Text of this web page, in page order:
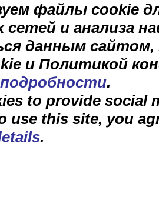
файлы cookie
сетей и анализа
данным
и Политикой
.
to provide social
use this site, you
.